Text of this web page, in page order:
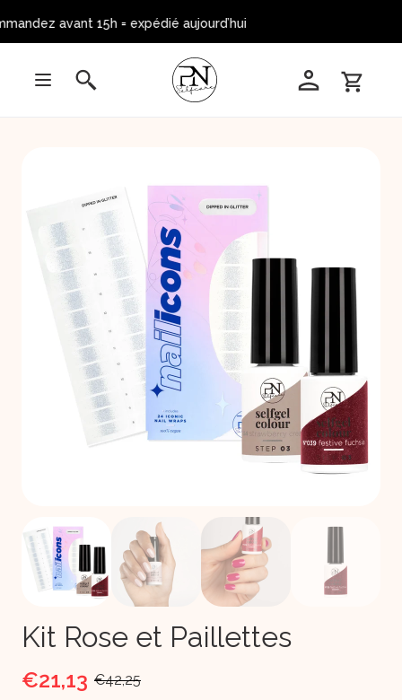
avant 15h = expédié aujourd’hui
Kit Rose et Paillettes
€21,13 €42,25